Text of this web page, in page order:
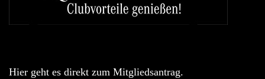
Hier geht es direkt zum Mitgliedsantrag.